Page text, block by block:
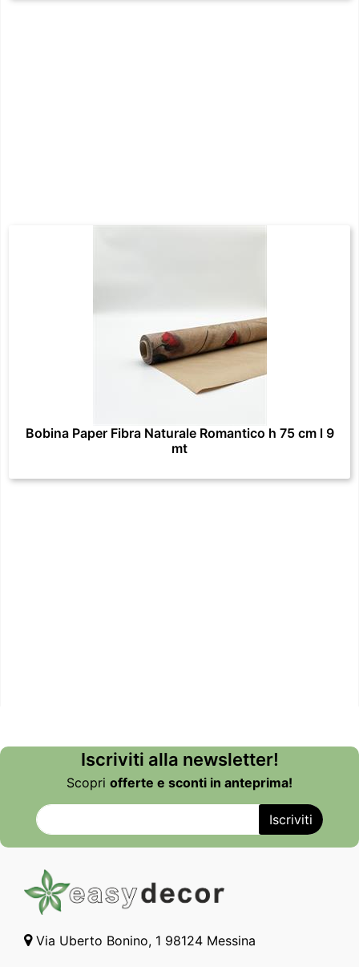
Bobina Paper Fibra Naturale Romantico h 75 cm l 9
mt
Iscriviti alla newsletter!
Scopri offerte e sconti in anteprima!
Via Uberto Bonino, 1 98124 Messina